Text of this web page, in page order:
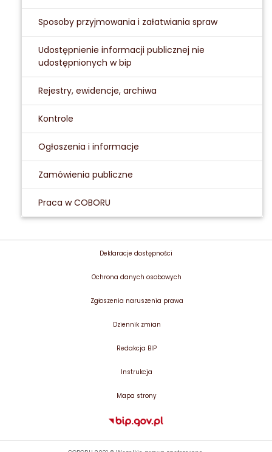
Sposoby przyjmowania i załatwiania spraw
Udostępnienie informacji publicznej nie
udostępnionych w bip
Rejestry, ewidencje, archiwa
Kontrole
Ogłoszenia i informacje
Zamówienia publiczne
Praca w COBORU
Deklaracje dostępności
Ochrona danych osobowych
Zgłoszenia naruszenia prawa
Dziennik zmian
Redakcja BIP
Instrukcja
Mapa strony